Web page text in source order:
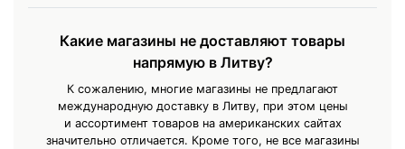
Какие магазины не доставляют товары
напрямую в Литву?
К сожалению, многие магазины не предлагают
международную доставку в Литву, при этом цены
и ассортимент товаров на американских сайтах
значительно отличается. Кроме того, не все магазины